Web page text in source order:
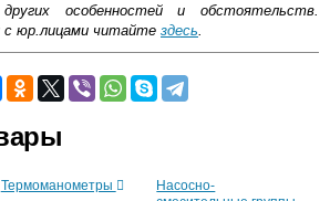
особенностей и обстоятельств.
с юр.лицами читайте здесь.
по Москве и Московской области
оплаты:
Термоманометры
Насосно-